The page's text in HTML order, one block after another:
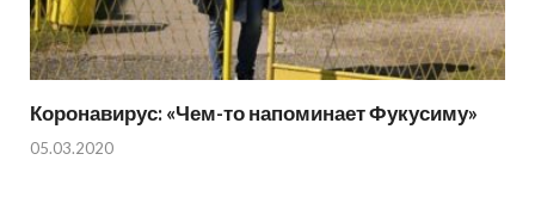
Коронавирус: «Чем-то напоминает Фукусиму»
05.03.2020